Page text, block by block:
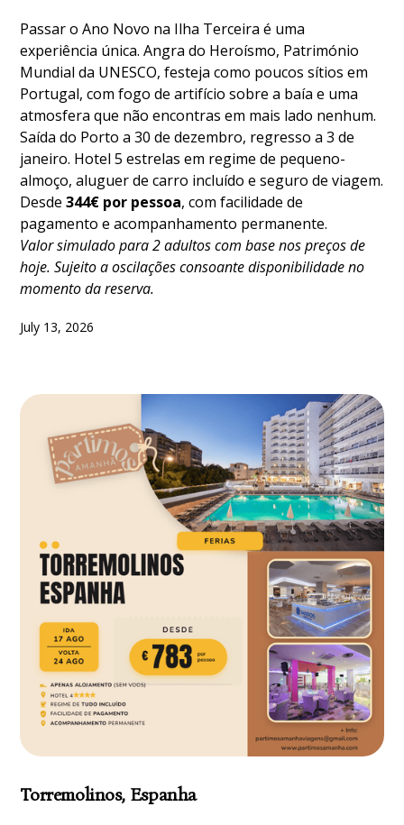
Passar o Ano Novo na Ilha Terceira é uma
experiência única. Angra do Heroísmo, Património
Mundial da UNESCO, festeja como poucos sítios em
Portugal, com fogo de artifício sobre a baía e uma
atmosfera que não encontras em mais lado nenhum.
Saída do Porto a 30 de dezembro, regresso a 3 de
janeiro. Hotel 5 estrelas em regime de pequeno-
almoço, aluguer de carro incluído e seguro de viagem.
Desde344€ por pessoa, com facilidade de
pagamento e acompanhamento permanente.
Valor simulado para 2 adultos com base nos preços de
hoje. Sujeito a oscilações consoante disponibilidade no
momento da reserva.
July 13, 2026
Torremolinos, Espanha